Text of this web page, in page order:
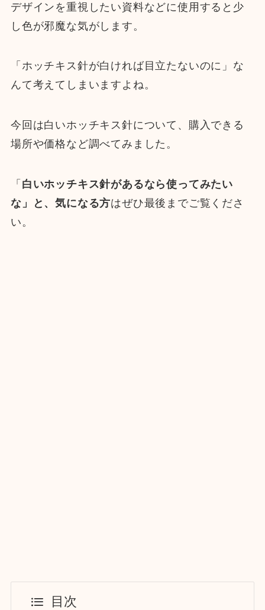
デザインを重視したい資料などに使用すると少
し色が邪魔な気がします。
「ホッチキス針が白ければ目立たないのに」な
んて考えてしまいますよね。
今回は白いホッチキス針について、購入できる
場所や価格など調べてみました。
「 白いホッチキス針があるなら使ってみたい
な」と、気になる方はぜひ最後までご覧くださ
い。
目次